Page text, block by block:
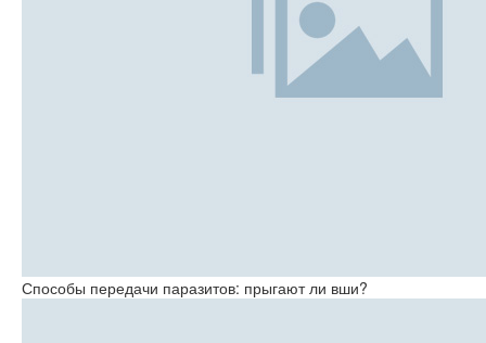
Способы передачи паразитов: прыгают ли вши?